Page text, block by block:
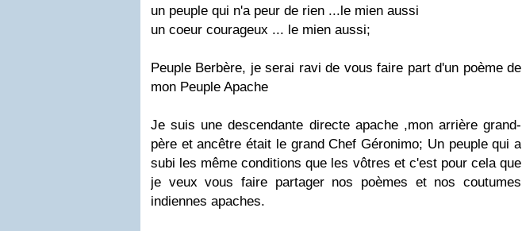
un peuple qui n'a peur de rien ...le mien aussi
un coeur courageux ... le mien aussi;
Peuple Berbère, je serai ravi de vous faire part d'un poème de
mon Peuple Apache
Je suis une descendante directe apache ,mon arrière grand-
père et ancêtre était le grand Chef Géronimo; Un peuple qui a
subi les même conditions que les vôtres et c'est pour cela que
je veux vous faire partager nos poèmes et nos coutumes
indiennes apaches.